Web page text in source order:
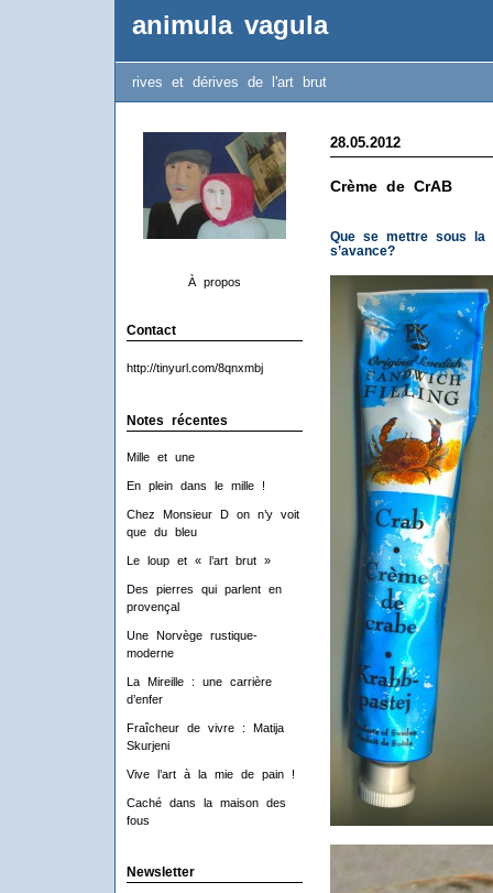
animula vagula
rives et dérives de l'art brut
À propos
Contact
http://tinyurl.com/8qnxmbj
Notes récentes
Mille et une
En plein dans le mille !
Chez Monsieur D on n’y voit
que du bleu
Le loup et « l’art brut »
Des pierres qui parlent en
provençal
Une Norvège rustique-
moderne
La Mireille : une carrière
d’enfer
Fraîcheur de vivre : Matija
Skurjeni
Vive l’art à la mie de pain !
Caché dans la maison des
fous
Newsletter
28.05.2012
Crème de CrAB
Que se mettre sous la
s’avance?